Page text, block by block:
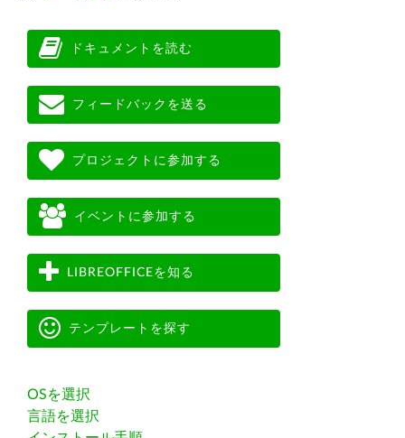
ドキュメントを読む
フィードバックを送る
プロジェクトに参加する
イベントに参加する
LIBREOFFICEを知る
テンプレートを探す
OSを選択
言語を選択